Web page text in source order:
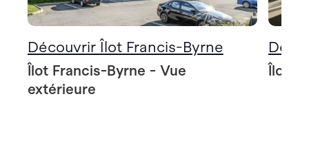
Découvrir Îlot Francis-Byrne
Îlot Francis-Byrne - Vue
extérieure
Îlot